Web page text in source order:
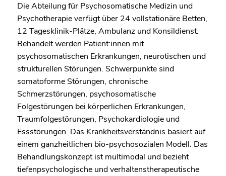
Die Abteilung für Psychosomatische Medizin und
Psychotherapie verfügt über 24 vollstationäre Betten,
12 Tagesklinik-Plätze, Ambulanz und Konsildienst.
Behandelt werden Patient:innen mit
psychosomatischen Erkrankungen, neurotischen und
strukturellen Störungen. Schwerpunkte sind
somatoforme Störungen, chronische
Schmerzstörungen, psychosomatische
Folgestörungen bei körperlichen Erkrankungen,
Traumfolgestörungen, Psychokardiologie und
Essstörungen. Das Krankheitsverständnis basiert auf
einem ganzheitlichen bio-psychosozialen Modell. Das
Behandlungskonzept ist multimodal und bezieht
tiefenpsychologische und verhaltenstherapeutische